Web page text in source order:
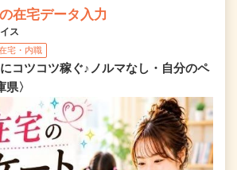
在宅データ入力
ス
宅・内職
コツコツ稼ぐ♪ノルマなし・自分のペ
〉